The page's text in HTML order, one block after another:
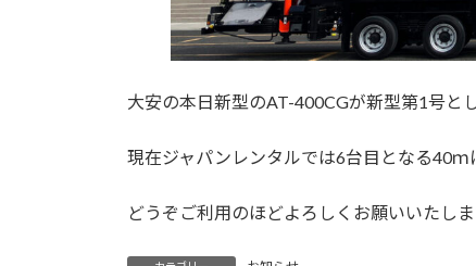
大安の本日新型のAT-400CGが新型第1号と
現在ジャパンレンタルでは6台目となる40ｍ
どうぞご利用のほどよろしくお願いいたしま